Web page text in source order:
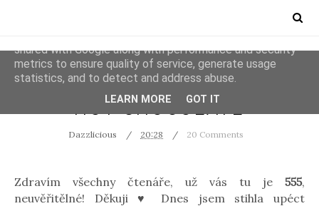
RECIPES
HOT CHOCOLATE
Dazzlicious 20:28 20 Comments
Zdravím všechny čtenáře, už vás tu je 555,
neuvěřitělné! Děkuji ♥ Dnes jsem stihla upéct
This site uses cookies from Google to deliver its services
shared with Google along with performance and security
metrics to ensure quality of service, generate usage
statistics, and to detect and address abuse.
LEARN MORE GOT IT